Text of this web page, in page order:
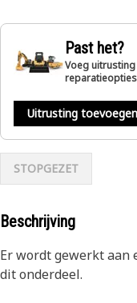
Past het?
Voeg
Uitrusting toevoegen
STOPGEZET
Beschrijving
Er wordt gewerkt aan
dit onderdeel.